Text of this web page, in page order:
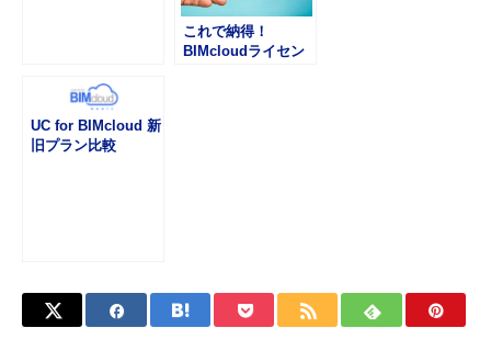
これで納得！
BIMcloudライセン
UC for BIMcloud 新
旧プラン比較